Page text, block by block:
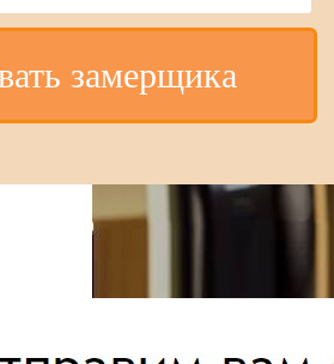
замерщика